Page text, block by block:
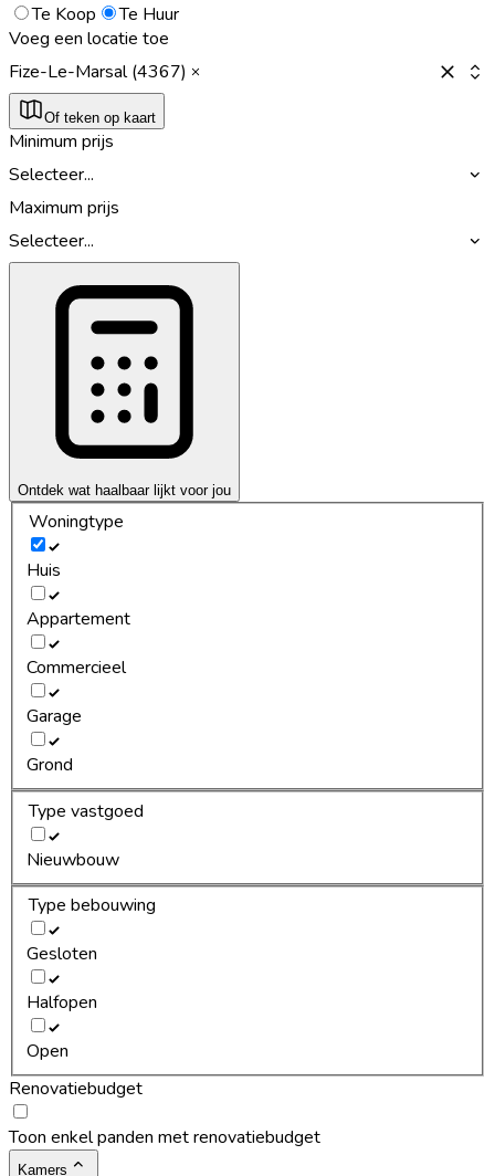
Te Koop
Te Huur
Voeg een locatie toe
Fize-Le-Marsal (4367)
Of teken op kaart
Minimum prijs
Selecteer...
Maximum prijs
Selecteer...
Ontdek wat haalbaar lijkt voor jou
Woningtype
Huis
Appartement
Commercieel
Garage
Grond
Type vastgoed
Nieuwbouw
Type bebouwing
Gesloten
Halfopen
Open
Renovatiebudget
Toon enkel panden met renovatiebudget
Kamers